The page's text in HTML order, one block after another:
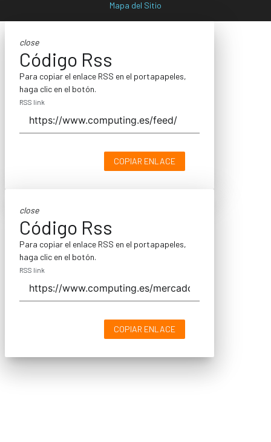
Mapa del Sitio
close
Código Rss
Para copiar el enlace RSS en el portapapeles,
haga clic en el botón.
RSS link
COPIAR ENLACE
close
Código Rss
Para copiar el enlace RSS en el portapapeles,
haga clic en el botón.
RSS link
COPIAR ENLACE